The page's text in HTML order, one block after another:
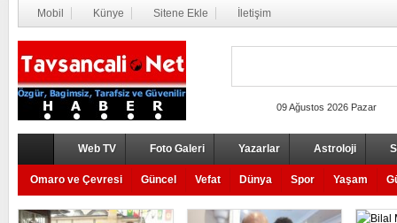
Mobil Künye Sitene Ekle İletişim
09 Ağustos 2026 Pazar
Web TV Foto Galeri Yazarlar Astroloji
Omaro ve Çevresi Güncel Vefat Dünya Spor Yaşam